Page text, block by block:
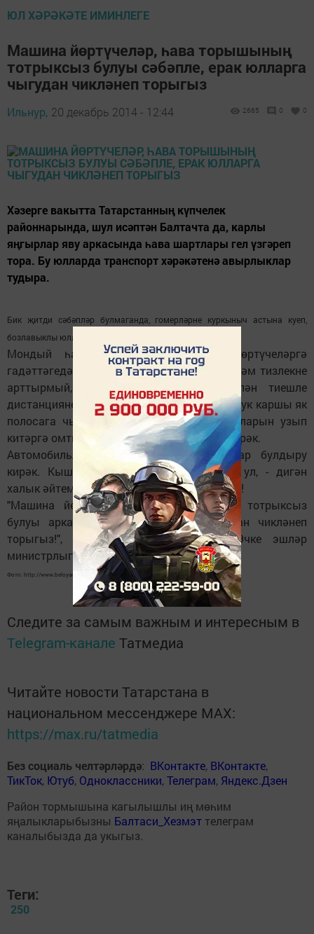
ЮЛ ХӘРӘКӘТЕ ИМИНЛЕГЕ
Машина йөртүчеләр, һава торышының
тотрыксыз булуы сәбәпле, ерак юлларга
чыгудан чикләнеп торыгыз
Ильнур, 20 декабрь 2014 - 12:44 2665 0 0
Хәзерге вакытта Татарстанның күпчелек
районнарында, шул исәптән Балтачта да, карлы
яңгырлар яву аркасында һава шартлары гел үзгәреп
тора. Бу юлларда транспорт хәрәкәтенә авырлыклар
тудыра.
Бик җитди сәбәпләр булмаганда, гомерләрне куркыныч астына куеп,
бозлавыклы юлларга машина белән чыкмау хәерлерәк.
Мондый һава торышында машина йөртүчеләргә
гадәттәгедән дә игътибарлырак булырга һәм тизлекне
арттырмый, алда баручы машина белән тиешле
дистанцияне сакларга киңәш ителә. Шулай ук каршы як
полосага чыгып, алдагы транспорт чараларын узып
китәргә омтылудан да катгый тыелырга кирәк.
Автомобильләрдә кышкы шиплы шиннар булдыру
кирәк. Кышкы юл хаталарны "кичерми" ул, - дигән
халык әйтемен һәрвакыт исегездә тотыгыз!
"Машина йөртүчеләр, һава торышының тотрыксыз
булуы аркасында, ерак юлларга чыгудан чикләнеп
торыгыз!", - дип кисәтә ТР буенча Эчке эшләр
министрлыгы.
Фото: http://www.beloyarka.com/news/406/
Следите за самым важным и интересным в
Telegram-канале Татмедиа
Читайте новости Татарстана в
национальном мессенджере MАХ:
https://max.ru/tatmedia
Без социаль челтәрләрдә: ВКонтакте, ВКонтакте,
ТикТок, Ютуб, Одноклассники,Телеграм, Яндекс.Дзен
Район тормышына кагылышлы иң мөһим
яңалыкларыбызны Балтаси_Хезмэт телеграм
каналыбызда да укыгыз.
Теги:
250